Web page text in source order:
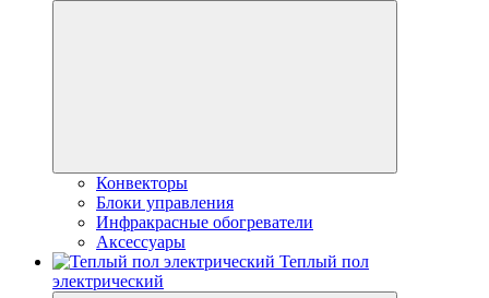
Конвекторы
Блоки управления
Инфракрасные обогреватели
Аксессуары
Теплый пол
электрический